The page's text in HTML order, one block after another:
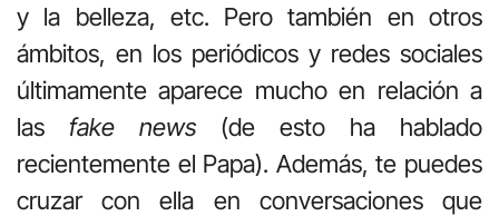
y la belleza, etc. Pero también en otros
ámbitos, en los periódicos y redes sociales
últimamente aparece mucho en relación a
las fake news (de esto ha hablado
recientemente el Papa). Además, te puedes
cruzar con ella en conversaciones que